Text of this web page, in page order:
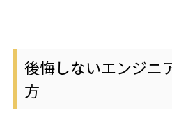
後悔しないエンジニ
方